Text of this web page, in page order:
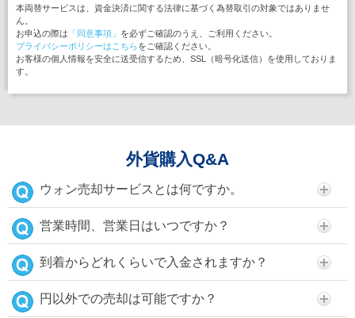
本両替サービスは、資金決済に関する法律に基づく為替取引の対象ではありませ
ん。
お申込の際は 「同意事項」 を必ずご確認のうえ、ご利用ください。
プライバシーポリシーはこちらをご確認ください。
お客様の個人情報を安全に送受信するため、SSL（暗号化送信）を使用しておりま
す。
外貨購入Q&A
ウォン売却サービスとは何ですか。
営業時間、営業日はいつですか？
到着からどれくらいで入金されますか？
円以外での売却は可能ですか？